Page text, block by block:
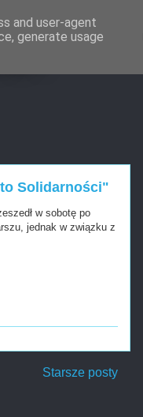
Solidarności"
w sobotę po
jednak w związku z
Starsze posty
and user-agent
generate usage